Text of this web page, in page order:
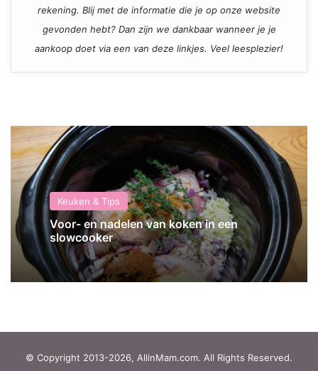
rekening. Blij met de informatie die je op onze website
gevonden hebt? Dan zijn we dankbaar wanneer je je
aankoop doet via een van deze linkjes. Veel leesplezier!
Keuken & Tips
Voor- en nadelen van koken in een
slowcooker
© Copyright 2013-2026, AllinMam.com. All Rights Reserved.